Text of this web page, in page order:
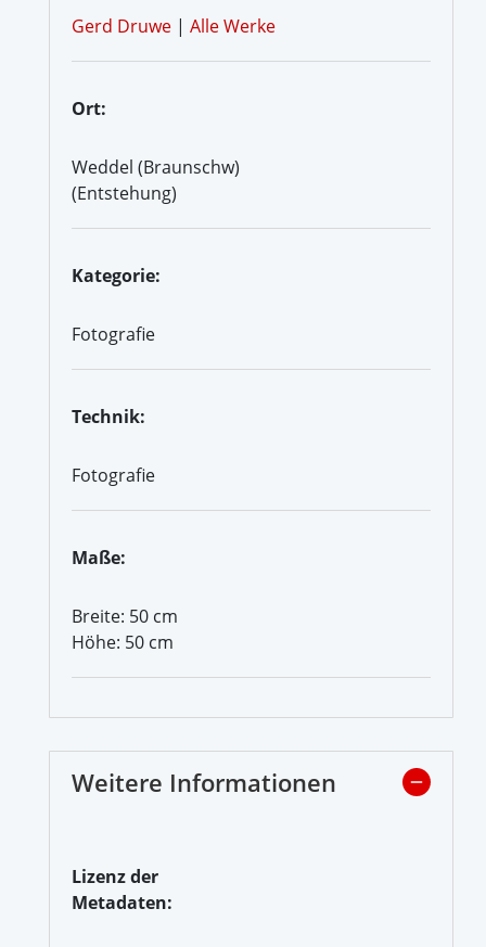
Gerd Druwe | Alle Werke
Ort:
Weddel (Braunschw)
(Entstehung)
Kategorie:
Fotografie
Technik:
Fotografie
Maße:
Breite: 50 cm
Höhe: 50 cm
Weitere Informationen
Lizenz der
Metadaten: